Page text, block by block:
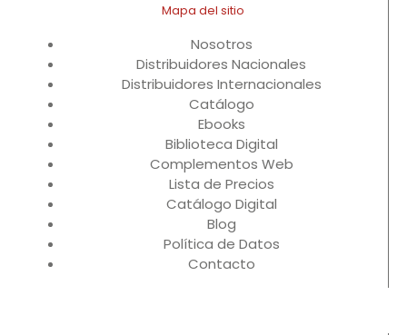
Mapa del sitio
Nosotros
Distribuidores Nacionales
Distribuidores Internacionales
Catálogo
Ebooks
Biblioteca Digital
Complementos Web
Lista de Precios
Catálogo Digital
Blog
Política de Datos
Contacto